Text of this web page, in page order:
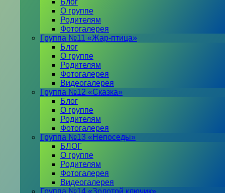
Блог
О группе
Родителям
Фотогалерея
Группа №11 «Жар-птица»
Блог
О группе
Родителям
Фотогалерея
Видеогалерея
Группа №12 «Сказка»
Блог
О группе
Родителям
Фотогалерея
Группа №13 «Непоседы»
БЛОГ
О группе
Родителям
Фотогалерея
Видеогалерея
Группа №14 «Золотой ключик»